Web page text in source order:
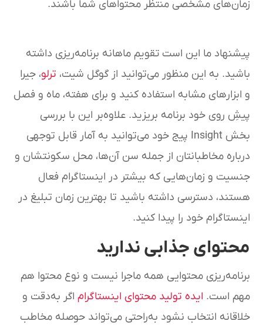
زمان‌های مشخصی منتظر محتواهای شما باشند.
پیشنهاد ما این است تقویم ماهانه برنامه‌ریزی داشته
باشید. به این منظور می‌توانید از گوگل شیت، ترلو، جیرا
و ابزارهای مشابه استفاده کنید و برای هفته، ماه و فصل
پیشِ روی خود برنامه بریزید. علاوه‌بر این با بررسی
بخش Insight پیج خود می‌توانید به آمار قابل توجهی
درباره مخاطبانتان از جمله سن آن‌ها، محل سکونتشان و
جنسیت و زمان‌هایی که بیشتر در اینستاگرام فعال
هستند، دسترسی داشته باشید تا بهترین زمان تبلیغ در
اینستاگرام خود را پیدا کنید.
محتوای جذابی ندارید
برنامه‌ریزی محتوایی همه ماجرا نیست و نوع محتوا هم
مهم است. ایده تولید محتوای اینستاگرام اگر به‌دقت و
خلاقانه انتخاب نشود به‌راحتی می‌تواند حوصله مخاطب